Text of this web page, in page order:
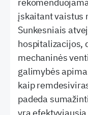
įskaitant vaistus
Sunkesniais
hospitalizacijos,
mechaninės
galimybės
kaip
padeda